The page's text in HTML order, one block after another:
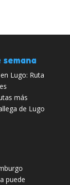
semana
Lugo: Ruta
más
de Lugo
puede